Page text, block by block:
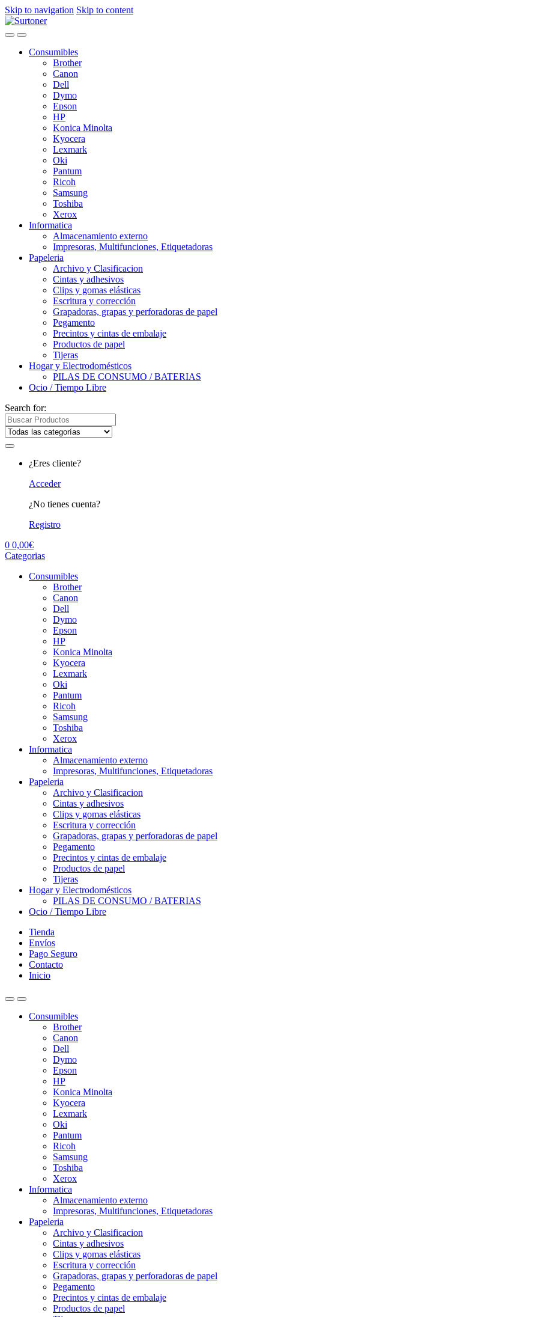
Skip to navigation Skip to content
Consumibles
Brother
Canon
Dell
Dymo
Epson
HP
Konica Minolta
Kyocera
Lexmark
Oki
Pantum
Ricoh
Samsung
Toshiba
Xerox
Informatica
Almacenamiento externo
Impresoras, Multifunciones, Etiquetadoras
Papeleria
Archivo y Clasificacion
Cintas y adhesivos
Clips y gomas elásticas
Escritura y corrección
Grapadoras, grapas y perforadoras de papel
Pegamento
Precintos y cintas de embalaje
Productos de papel
Tijeras
Hogar y Electrodomésticos
PILAS DE CONSUMO / BATERIAS
Ocio / Tiempo Libre
Search for:
¿Eres cliente?
Acceder
¿No tienes cuenta?
Registro
0 0,00€
Categorias
Consumibles
Brother
Canon
Dell
Dymo
Epson
HP
Konica Minolta
Kyocera
Lexmark
Oki
Pantum
Ricoh
Samsung
Toshiba
Xerox
Informatica
Almacenamiento externo
Impresoras, Multifunciones, Etiquetadoras
Papeleria
Archivo y Clasificacion
Cintas y adhesivos
Clips y gomas elásticas
Escritura y corrección
Grapadoras, grapas y perforadoras de papel
Pegamento
Precintos y cintas de embalaje
Productos de papel
Tijeras
Hogar y Electrodomésticos
PILAS DE CONSUMO / BATERIAS
Ocio / Tiempo Libre
Tienda
Envíos
Pago Seguro
Contacto
Inicio
Consumibles
Brother
Canon
Dell
Dymo
Epson
HP
Konica Minolta
Kyocera
Lexmark
Oki
Pantum
Ricoh
Samsung
Toshiba
Xerox
Informatica
Almacenamiento externo
Impresoras, Multifunciones, Etiquetadoras
Papeleria
Archivo y Clasificacion
Cintas y adhesivos
Clips y gomas elásticas
Escritura y corrección
Grapadoras, grapas y perforadoras de papel
Pegamento
Precintos y cintas de embalaje
Productos de papel